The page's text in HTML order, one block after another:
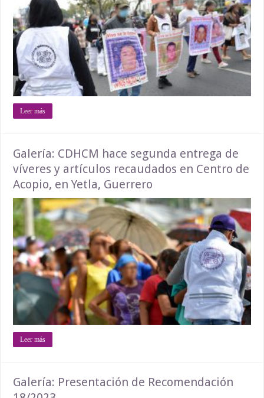
Leer más
Galería: CDHCM hace segunda entrega de
víveres y artículos recaudados en Centro de
Acopio, en Yetla, Guerrero
Leer más
Galería: Presentación de Recomendación